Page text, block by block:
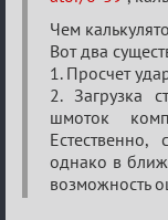
Чем
Вот два
1. Просчет
2. Загрузка
шмоток
Естественно,
однако в
возможность